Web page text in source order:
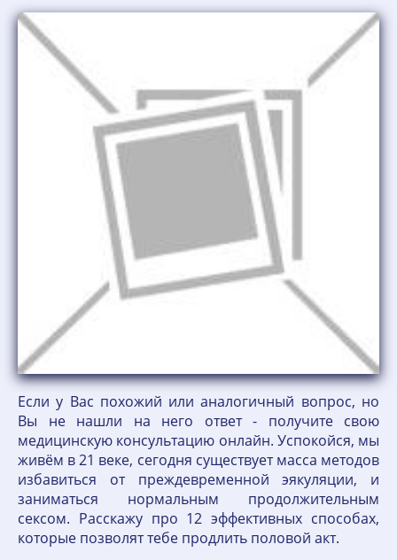
Если у Вас похожий или аналогичный вопрос, но
Вы не нашли на него ответ - получите свою
медицинскую консультацию онлайн. Успокойся, мы
живём в 21 веке, сегодня существует масса методов
избавиться от преждевременной эякуляции, и
заниматься нормальным продолжительным
сексом. Расскажу про 12 эффективных способах,
которые позволят тебе продлить половой акт.